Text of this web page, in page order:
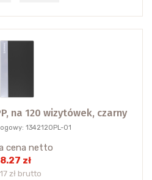
na 120 wizytówek, czarny
1342120PL-01
cena netto
8.27 zł
zł brutto